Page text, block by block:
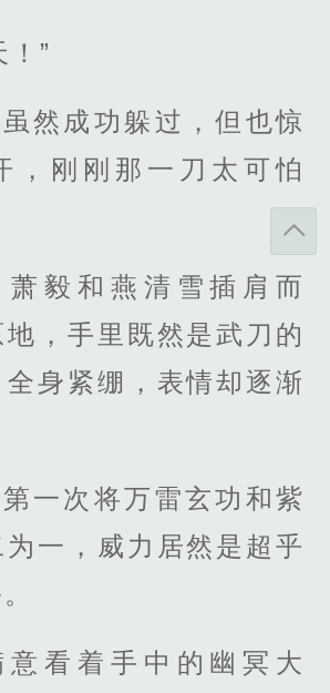
！”
然成功躲过，但也惊
，刚刚那一刀太可怕
萧毅和燕清雪插肩而
，手里既然是武刀的
身紧绷，表情却逐渐
一次将万雷玄功和紫
一，威力居然是超乎
意看着手中的幽冥大